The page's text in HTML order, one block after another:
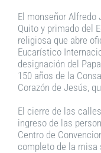
El monseñor Alfredo
Quito y primado del
religiosa que abre
Eucarístico
designación del
150 años de la
Corazón de Jesús,
El cierre de las
ingreso de las
Centro de
completo de la misa